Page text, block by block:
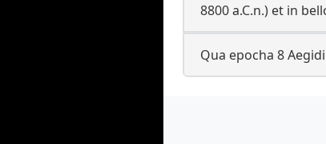
8800 a.C.n.) et in
Qua epocha 8